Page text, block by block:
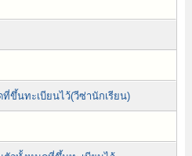
ขึ้นทะเบียนไว้(วีซ่านักเรียน)